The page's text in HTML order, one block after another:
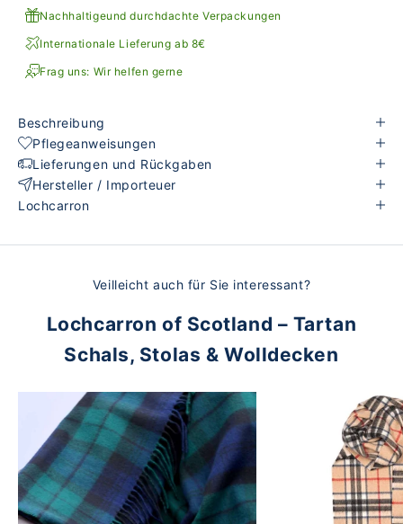
Nachhaltigeund durchdachte Verpackungen
Internationale Lieferung ab 8€
Frag uns: Wir helfen gerne
Beschreibung
Pflegeanweisungen
Lieferungen und Rückgaben
Hersteller / Importeuer
Lochcarron
Veilleicht auch für Sie interessant?
Lochcarron of Scotland – Tartan
Schals, Stolas & Wolldecken